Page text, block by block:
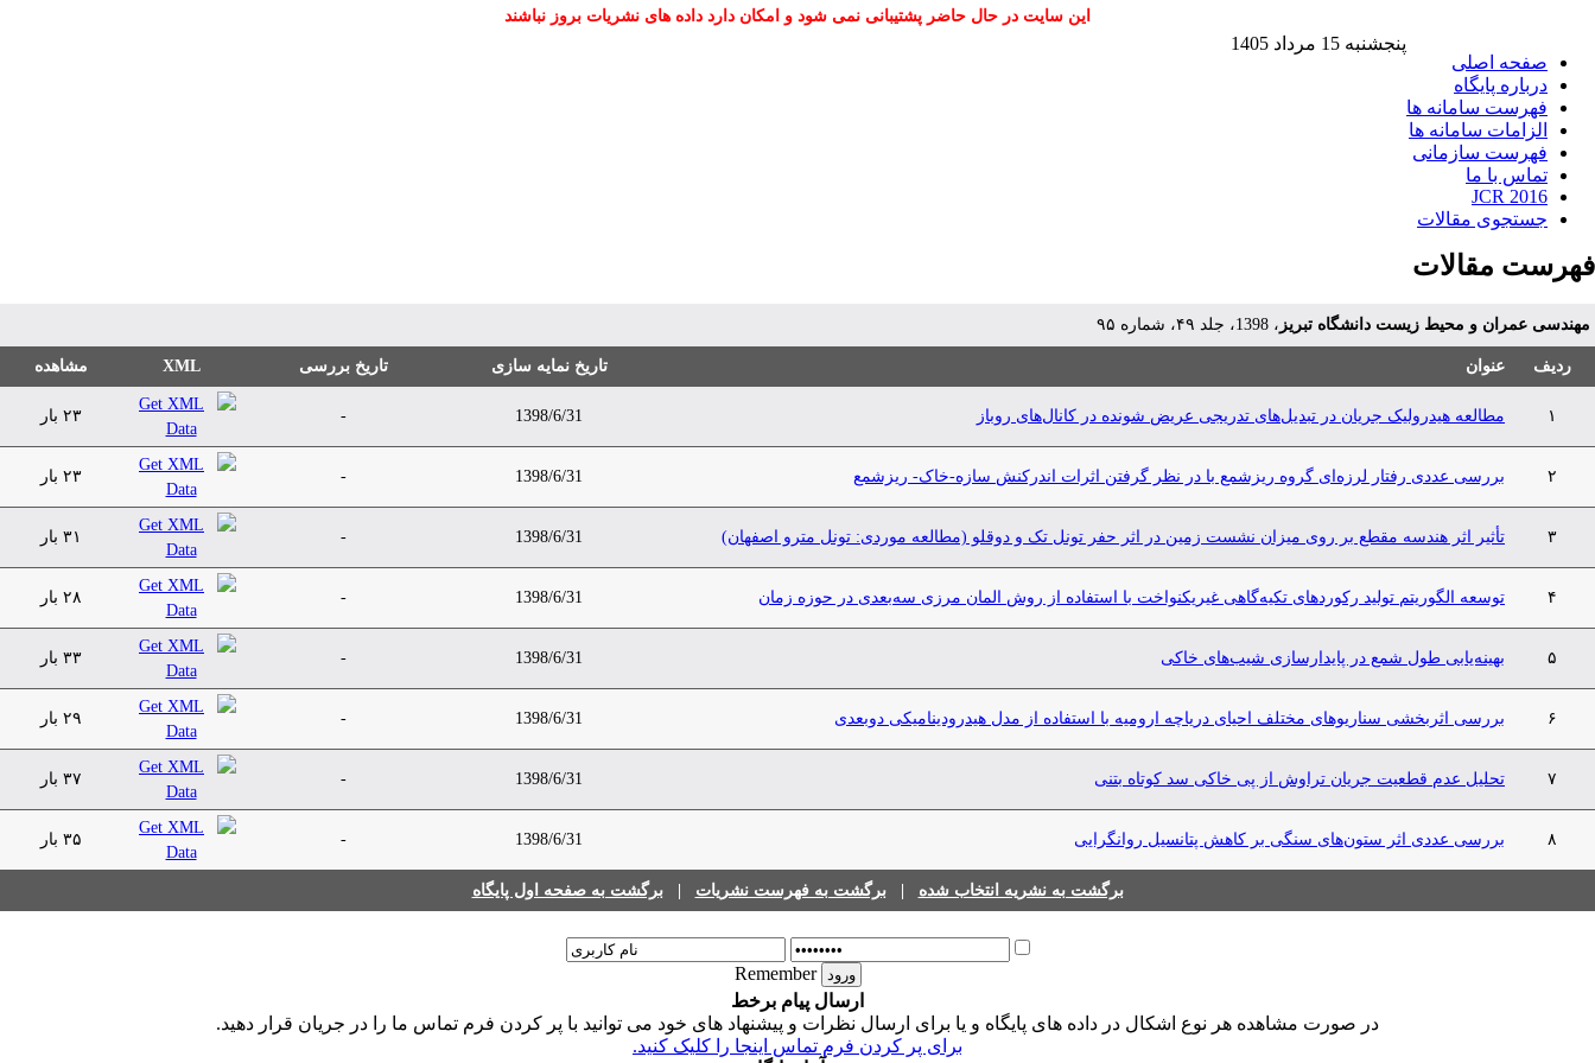
این سایت در حال حاضر پشتیبانی نمی شود و امکان دارد داده های نشریات بروز نباشند
صفحه اصلی
درباره پایگاه
فهرست سامانه ها
الزامات سامانه ها
فهرست سازمانی
تماس با ما
JCR 2016
جستجوی مقالات
پنجشنبه 15 مرداد 1405
فهرست مقالات
مهندسی عمران و محیط زیست دانشگاه تبریز ، 1398، جلد ۴۹، شماره ۹۵
ردیف عنوان تاریخ نمایه سازی تاریخ بررسی XML مشاهده
۱ مطالعه هیدرولیک جریان در تبدیل‌های تدریجی عریض شونده در کانال‌های روباز 1398/6/31
- ۲۳ بار
۲ بررسی عددی رفتار لرزه‌ای گروه ریزشمع با در نظر گرفتن اثرات اندرکنش سازه-خاک- ریزشمع 1398/6/31
- ۲۳ بار
۳ تأثیر اثر هندسه مقطع بر روی میزان نشست زمین در اثر حفر تونل تک و دوقلو (مطالعه موردی: تونل مترو اصفهان) 1398/6/31
- ۳۱ بار
۴ توسعه الگوریتم تولید رکوردهای تکیه‌گاهی غیریکنواخت با استفاده از روش المان مرزی سه‌بعدی در حوزه زمان 1398/6/31
- ۲۸ بار
۵ بهینه‌یابی طول شمع در پایدارسازی شیب‌های خاکی 1398/6/31
- ۳۳ بار
۶ بررسی اثر‌بخشی سناریو‌های مختلف احیای دریاچه ارومیه با استفاده از مدل هیدرودینامیکی دوبعدی 1398/6/31
- ۲۹ بار
۷ تحلیل عدم قطعیت جریان تراوش از پی خاکی سد کوتاه بتنی 1398/6/31
- ۳۷ بار
۸ بررسی عددی اثر ستون‌های سنگی بر کاهش پتانسیل روانگرایی 1398/6/31
- ۳۵ بار
برگشت به نشریه انتخاب شده |برگشت به فهرست نشریات |برگشت به صفحه اول پایگاه
Remember
ارسال پیام برخط
در صورت مشاهده هر نوع اشکال در داده های پایگاه و یا برای ارسال نظرات و پیشنهاد های خود می توانید با پر کردن فرم تماس ما را در جریان قرار دهید.
برای پر کردن فرم تماس اینجا را کلیک کنید.